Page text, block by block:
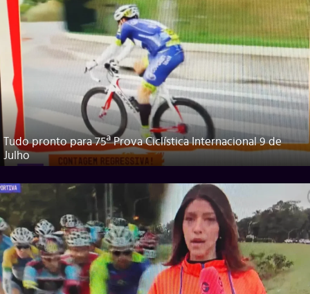
Tudo pronto para 75ª Prova Ciclística Internacional 9 de
Julho